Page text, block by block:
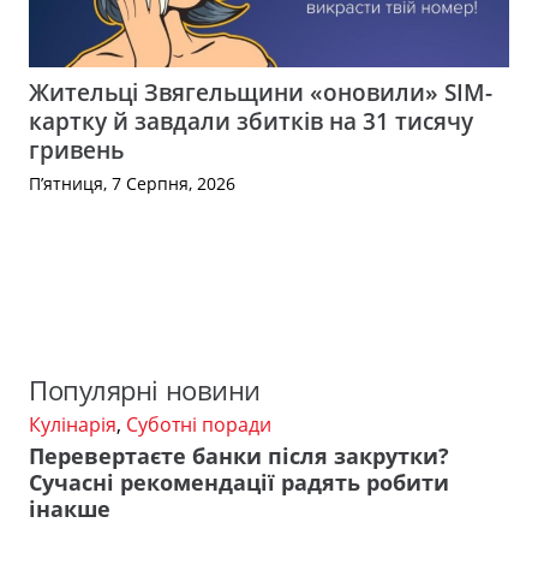
Жительці Звягельщини «оновили» SIM-
картку й завдали збитків на 31 тисячу
гривень
П’ятниця, 7 Серпня, 2026
Популярні новини
Кулінарія, Суботні поради
Перевертаєте банки після закрутки?
Сучасні рекомендації радять робити
інакше